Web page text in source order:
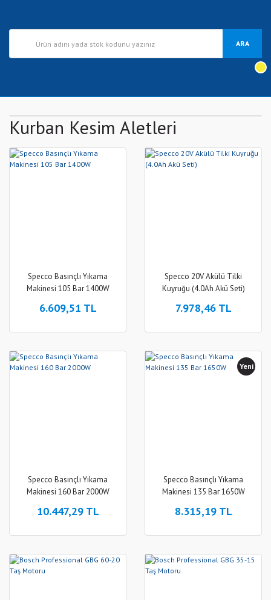
ARA
Kurban Kesim Aletleri
Specco Basınçlı Yıkama
Makinesi 105 Bar 1400W
6.609,51 TL
Specco 20V Akülü Tilki
Kuyruğu (4.0Ah Akü Seti)
7.978,46 TL
Specco Basınçlı Yıkama
Makinesi 160 Bar 2000W
10.447,29 TL
Yeni
Specco Basınçlı Yıkama
Makinesi 135 Bar 1650W
8.315,19 TL